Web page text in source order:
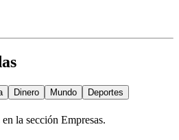
Dinero Mundo
Deportes
la sección Empresas.